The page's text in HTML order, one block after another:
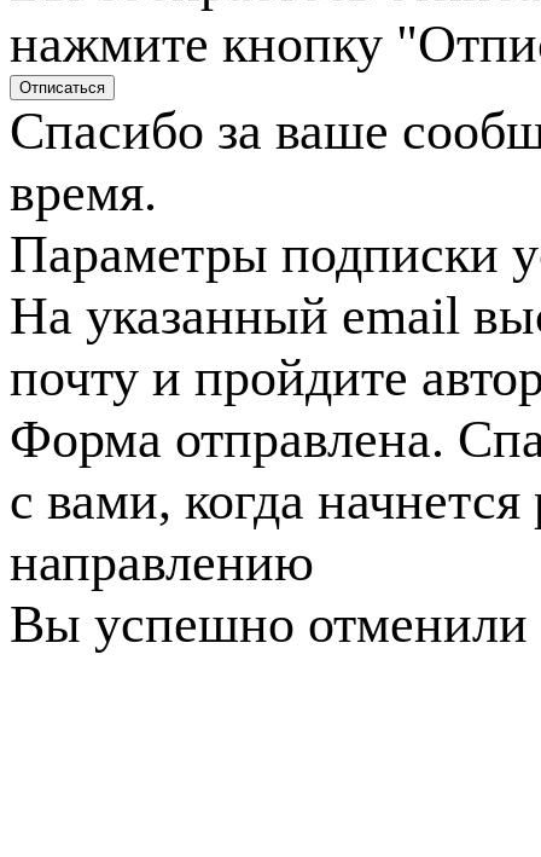
нажмите кнопку
Спасибо за ваше
время.
Параметры подписки
На указанный email
почту и пройдите
Форма отправлена.
с вами, когда
направлению
Вы успешно отменили